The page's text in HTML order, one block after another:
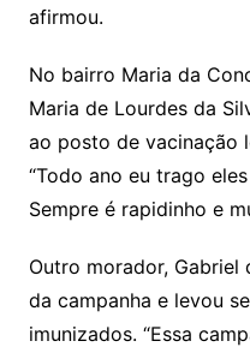
afirmou.
No bairro Maria da
Maria de Lourdes da
ao posto de vacinação
“Todo ano eu trago
Sempre é rapidinho e
Outro morador,
da campanha e levou
imunizados. “Essa